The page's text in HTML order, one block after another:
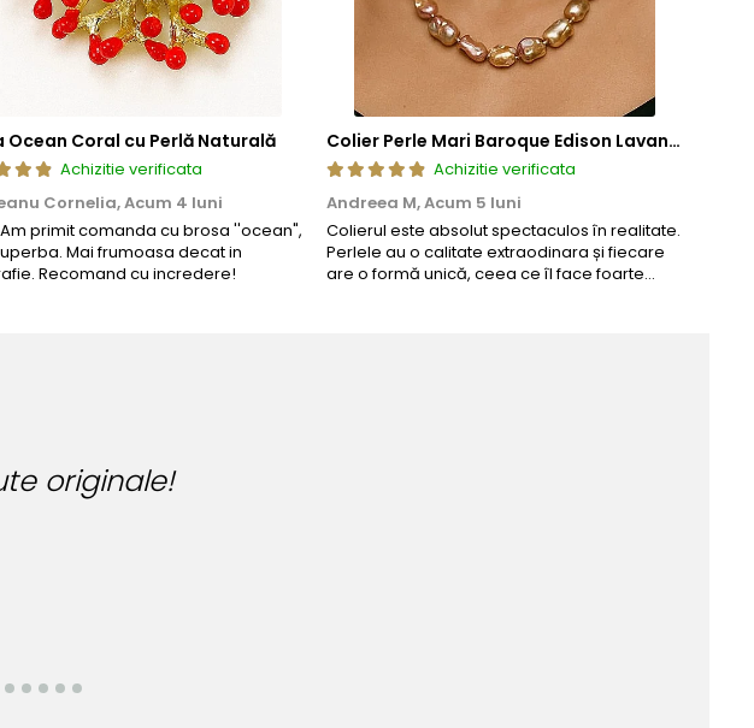
Ocean Coral cu Perlă Naturală
Achizitie verificata
Cornelia,Acum 4 luni
primit comanda cu brosa ''ocean",
Mai frumoasa decat in
Recomand cu incredere!
Colier Perle Mari Baroque Edison Lavandă, Calitatea AAA, Aur 14K | KASKADDA®
Achizitie verificata
Andreea M,Acum 5 luni
Colierul este absolut spectaculos în realitate.
Perlele au o calitate extraodinara și fiecare
are o formă unică, ceea ce îl face foarte
originale!